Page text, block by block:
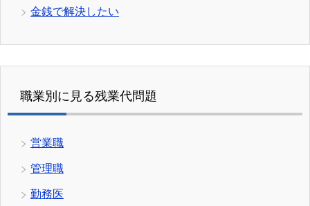
金銭で解決したい
職業別に見る残業代問題
営業職
管理職
勤務医